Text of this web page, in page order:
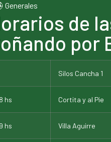
Generales
de
por
Silos Cancha 1
hs Cortita y al Pie
hs Villa Aguirre